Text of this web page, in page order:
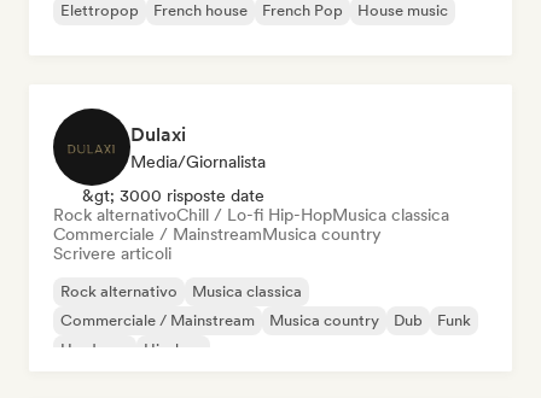
Elettropop
French house French Pop House music
Dulaxi
Media/Giornalista
&gt; 3000 risposte date
Rock alternativoChill / Lo-fi Hip-HopMusica classica
Commerciale / MainstreamMusica country
Scrivere articoli
Rock alternativo
Musica classica
Commerciale / Mainstream
Musica country Dub
Funk
Hardcore
Hip-hop